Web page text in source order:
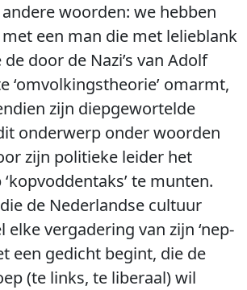
woorden: we hebben
een man die met lelieblank
door de Nazi’s van Adolf
‘omvolkingstheorie’ omarmt,
zijn diepgewortelde
onderwerp onder woorden
zijn politieke leider het
te munten.
de Nederlandse cultuur
elke vergadering van zijn ‘nep-
een gedicht begint, die de
(te links, te liberaal) wil